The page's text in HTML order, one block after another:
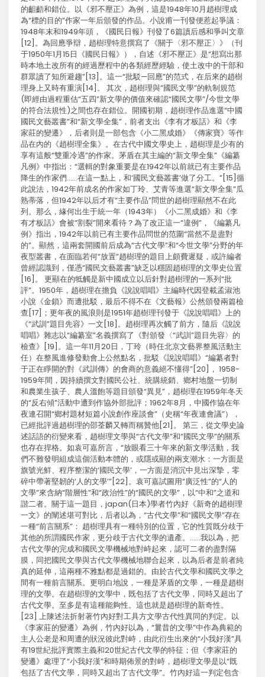
的齟齬和錯位。以《邪不壓正》為例，這是1948年10月趙樹理成
為“標的目的”作家一年后頒發的作品。小說甫一刊發便惹起爭議：
1948年末和1949年頭，《國民日報》刊發了6篇讀后感和爭叫文章
[12]。為回應爭辯，趙樹理特意撰寫了《關于〈邪不壓正〉》（刊
于1950年1月15日《國民日報》），自述《邪不壓正》是“想寫出那
時本地土改所有的經過歷程中的各類經歷經驗，使土改中的干部和
群眾讀了知所避趨”[13]。這一“批駁—回應”的范式，在后來的趙樹
理身上又時有重演[14]。 其次，趙樹理與“國民文學”的軌制規范
(即經由過程重估“五四”新文學的價值來確認“國民文學”/今世文學
的符合法規性)之間也存在錯位。開國初期，趙樹理作品進選“中國
國民文藝叢書”和“新文學全集”，前者支出《李有才板話》和《李
家莊的變遷》，后者則是一部包含《小二黑成婚》《傳家寶》等作
品在內的《趙樹理全集》。在古代中國文學史上，趙樹理是少有的
享有這般“雙重冷遇”的作家。茅盾在其主編的“新文學全集”《編纂
凡例》中指出：“選輯的對象重要是在1942年以前就已有主要作品
降生的作家們……在這一點上，和‘國民文藝叢書’做了分工。”[15]循
此說法，1942年前成名的作家如丁玲、艾青等進選“新文學全集”瓜
熟蒂落，但1942年以后才有“主要作品”問世的趙樹理顯然不在此
列。那么，緣何出生于統一年（1943年）《小二黑成婚》和《李
有才板話》會被“割裂”開來看待？為了改正這一“違例”，《編纂凡
例》指出，1942年以前已有主要作品問世的范圍“當然不是盡對
的”。顯然，這兩套開國前后成為“古代文學”和“今世文學”分野的年
夜型叢書，在面臨若何“放置”趙樹理的題目上頗費遲疑，或許編者
曾經認識到，僅憑“國民文藝叢書”缺乏以穩固趙樹理的文學史位置
[16]。 更顯在的牴觸是新中國成立以后針對趙樹理的一系列“批
評”。1950年，趙樹理在擔負《說說唱唱》主編時代因登載孟淑池
小說《金鎖》而遭批駁，最后不得不在《文藝報》公然頒發兩篇檢
查[17]；更年夜的風浪則是1951年趙樹理刊發于《說說唱唱》上的
《“武訓”題目先容》一文[18]。趙樹理再次觸了前方，隨后《說說
唱唱》雜志以“編纂室”名義撰寫了《對頒發〈“武訓”題目先容〉的
檢查》[19]。這一年11月20日，丁玲（時任北京文藝界整風活動主
任）在整風進修發動會上公然點名，批駁《說說唱唱》“編纂者對
于正在睜開的對《武訓傳》的會商的意義絕不懂得”[20]， 1958-
1959年間，因持續撰文對國民公社、統購統銷、鄉村地盤一切制
和農業生孩子、農人溫飽等題目頒發“異見”，趙樹理在1959年冬天
的“反右傾”活動中遭到作協外部批評；1962年8月，中國作協在年
夜連召開“鄉村題材短篇小說創作座談會”（史稱“年夜連會議”），
已經批評過趙樹理的邵荃麟又轉而稱贊他[21]。 第三，從文學史論
述話語的衍變來看，趙樹理文學與“古代文學”和“國民文學”的關系
也存在捍格。如袁可嘉所言，“放眼看三十年來的新文學活動，我
們不難發明組成這個活動本體的，或隱或顯的兩支潮水：一方面是
旗號光鮮、程序整潔的‘國民文學’，一方面是消沉中見出深摯，零
碎中帶著堅韌的‘人的文學’”[22]。袁可嘉試圖用“廣泛性”的“人的
文學”來含納“階層性”和“政治性”的“國民的文學”，以“中和”之道和
諧二者。關于這一題目，japan(日本)學者竹內好《新奇的趙樹理
一文》的闡述堪可對比，后者以為，“古代文學”和“國民文學”存在
一種“前言關系”： 趙樹理具有一種特別的位置，它的性質既分歧于
其他的所謂國民作家，更分歧于古代文學的遺產。……我以為，把
古代文學的完成和國民文學機械地對峙起來，認可二者的盡對隔
膜，同把國民文學與古代文學機械地聯合起來，以為后者是前者純
真的延伸，這兩種不雅點都是過錯的。由於古代文學和國民文學之
間有一種前言關系。更明白地說，一種是茅盾的文學，一種是趙樹
理的文學。在趙樹理的文學中，既包括了古代文學，同時又超出了
古代文學。至多是有這種能夠性。這也就是趙樹理的新奇性。
[23] 上陳述法折射著竹內好對工具方文學古代性異同的判定。以
《李家莊的變遷》為例，竹內好以為，“曩昔的文學”中作為典範的
主人公老是和周遭的狀況彼此對峙，由此衍生出來的“小我好漢”具
有19世紀批評實際主義和20世紀古代文學的特征；但《李家莊的
變遷》處理了“小我好漢”和時期佈景的對峙，趙樹理文學是以“既
包括了古代文學，同時又超出了古代文學”。竹內好這一判定包含